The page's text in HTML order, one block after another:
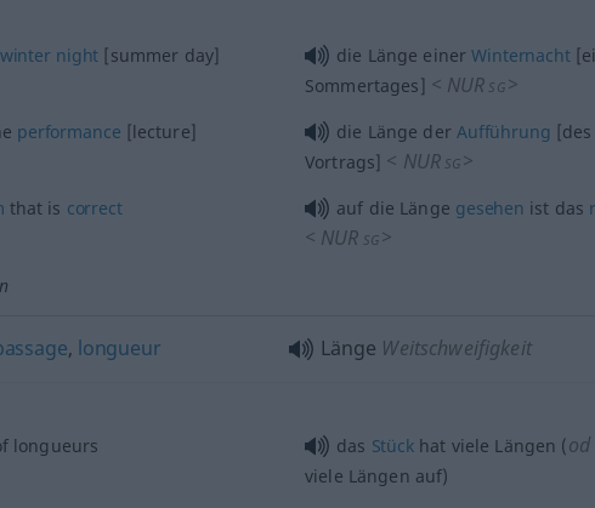
winter night [summer day] die Länge einerWinternacht
Sommertages] < NUR SG >
performance [lecture] die Länge der Aufführung [des
Vortrags] < NURSG >
that is correct auf die Länge gesehen ist das
< NUR SG >
, longueur Länge Weitschweifigkeit
longueurs das Stückhat viele Längen (od
viele Längen auf)